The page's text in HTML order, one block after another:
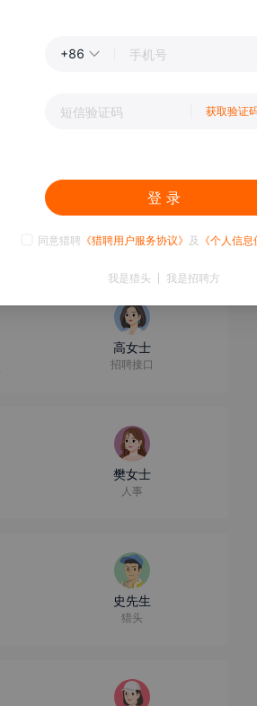
高级猎头顾问
万先生
HR
高女士
招聘接口
樊女士
人事
史先生
猎头
+86
获取验证
登 录
同意猎聘 《猎聘用户服务协议》 及 《个人信
我是猎头 我是招聘方